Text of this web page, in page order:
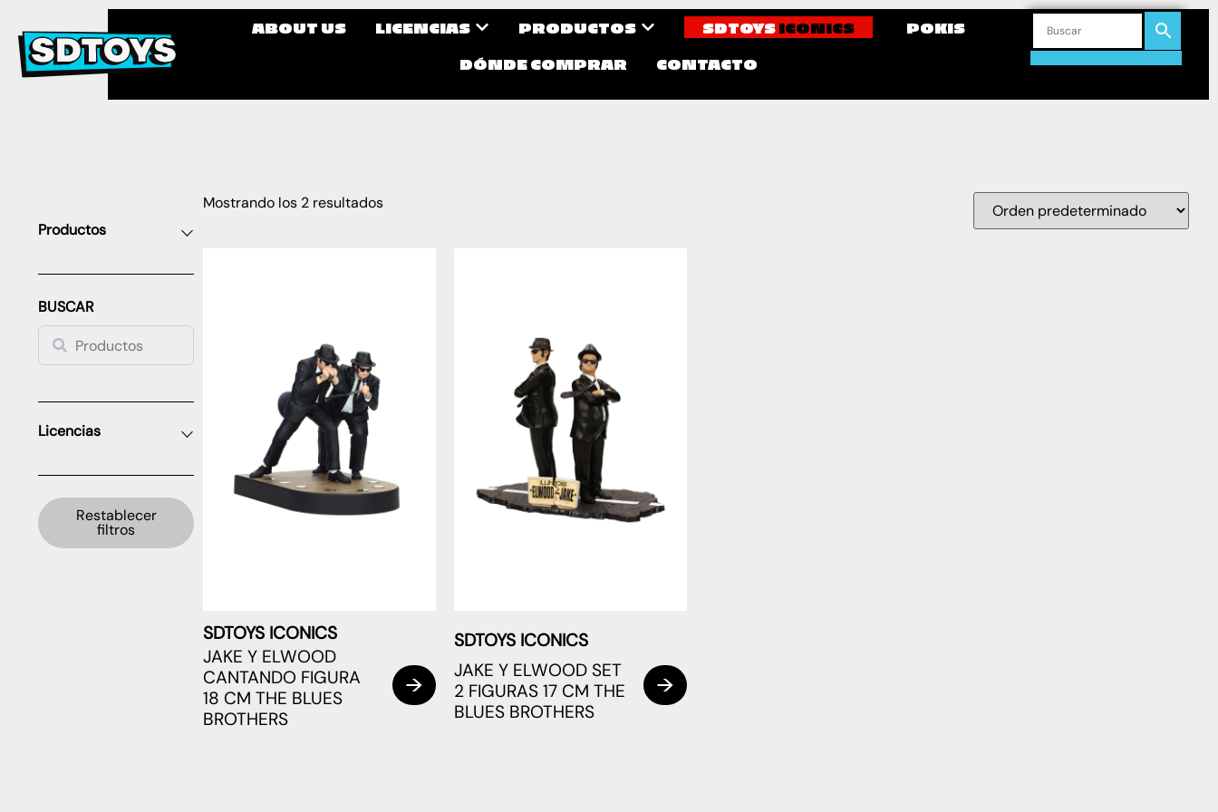
ABOUT US LICENCIAS PRODUCTOS SDTOYS ICONICS
POKIS
DÓNDE COMPRAR
CONTACTO
Productos
BUSCAR
Licencias
Restablecer
filtros
Mostrando los 2 resultados
SDTOYS ICONICS
JAKE Y ELWOOD
CANTANDO FIGURA
18 CM THE BLUES
BROTHERS
SDTOYS ICONICS
JAKE Y ELWOOD SET
2 FIGURAS 17 CM THE
BLUES BROTHERS